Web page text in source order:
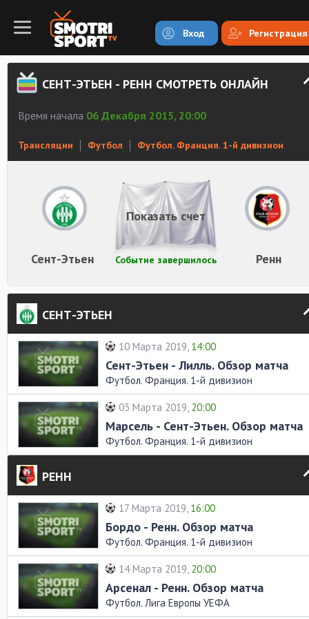
Вход Регистрация
СЕНТ-ЭТЬЕН - РЕНН СМОТРЕТЬ ОНЛАЙН
Время начала 06 Декабря 2015, 20:00
Трансляции Футбол Футбол. Франция. 1-й дивизион
Сент-Этьен Ренн
Событие завершилось
Показать счет
СЕНТ-ЭТЬЕН
10 Марта 2019, 14:00
Сент-Этьен - Лилль. Обзор матча
Футбол. Франция. 1-й дивизион
03 Марта 2019, 20:00
Марсель - Сент-Этьен. Обзор матча
Футбол. Франция. 1-й дивизион
РЕНН
17 Марта 2019, 16:00
Бордо - Ренн. Обзор матча
Футбол. Франция. 1-й дивизион
14 Марта 2019, 20:00
Арсенал - Ренн. Обзор матча
Футбол. Лига Европы УЕФА